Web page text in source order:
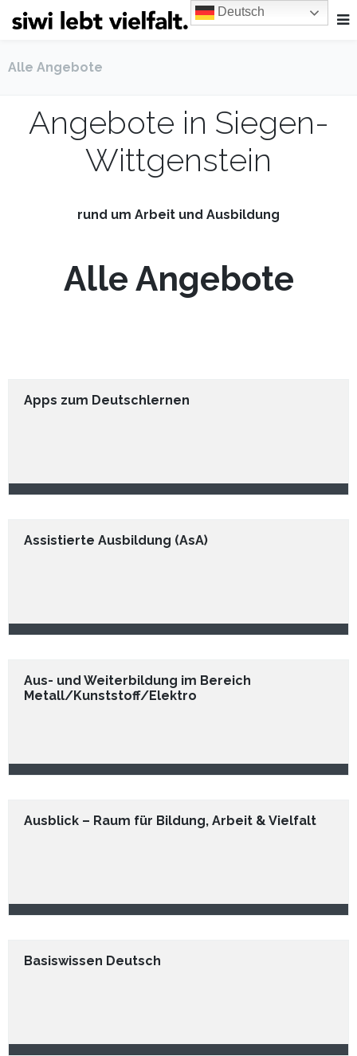
Alle Angebote
Angebote in Siegen-
Wittgenstein
rund um Arbeit und Ausbildung
Alle Angebote
Apps zum Deutschlernen
Assistierte Ausbildung (AsA)
Aus- und Weiterbildung im Bereich
Metall/Kunststoff/Elektro
Ausblick – Raum für Bildung, Arbeit & Vielfalt
Basiswissen Deutsch
Deutsch